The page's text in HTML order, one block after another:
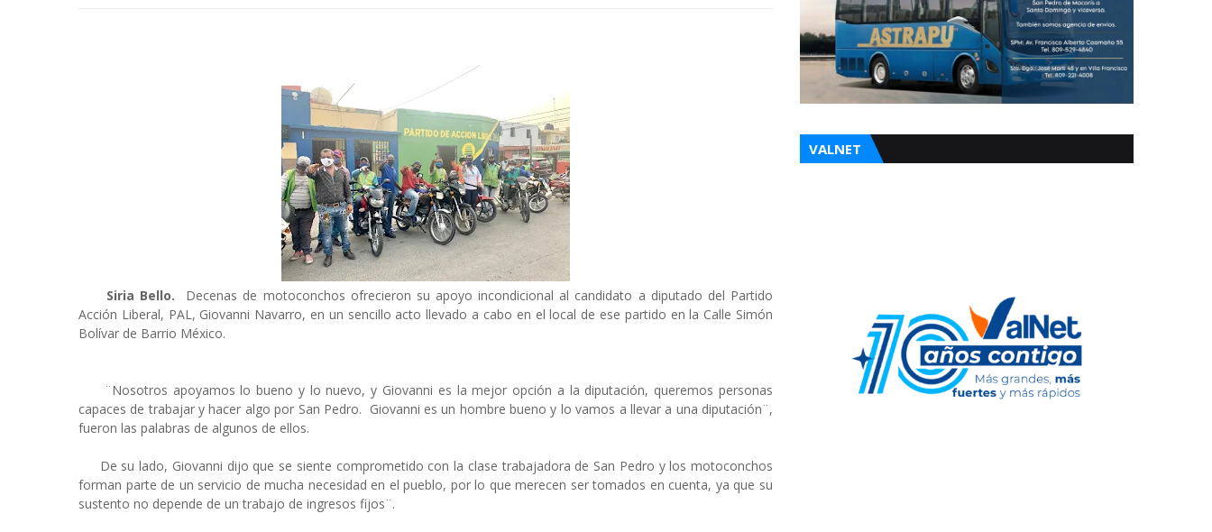
Siria Bello.
Decenas de motoconchos ofrecieron su apoyo incondicional al candidato a diputado del Partido
Acción Liberal, PAL, Giovanni Navarro, en un sencillo acto llevado a cabo en el local de ese partido en la Calle Simón
Bolívar de Barrio México.
¨Nosotros apoyamos lo bueno y lo nuevo, y Giovanni es la mejor opción a la diputación, queremos personas
capaces de trabajar y hacer algo por San Pedro. Giovanni es un hombre bueno y lo vamos a llevar a una diputación¨,
fueron las palabras de algunos de ellos.
De su lado, Giovanni dijo que se siente comprometido con la clase trabajadora de San Pedro y los motoconchos
forman parte de un servicio de mucha necesidad en el pueblo, por lo que merecen ser tomados en cuenta, ya que su
sustento no depende de un trabajo de ingresos fijos¨.
VALNET